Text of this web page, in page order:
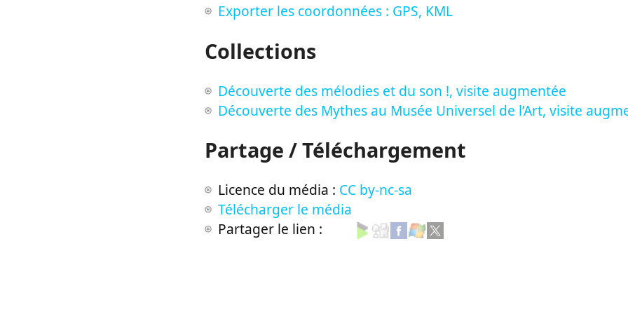
Exporter les coordonnées : GPS, KML
Collections
Découverte des mélodies et du son !, visite augmentée
Découverte des Mythes au Musée Universel de l’Art, visite
Partage / Téléchargement
Licence du média : CC by-nc-sa
Télécharger le média
Partager le lien :